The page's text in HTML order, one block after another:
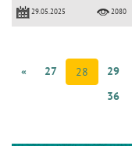
29.05.2025 2080
« 27 28 29
36